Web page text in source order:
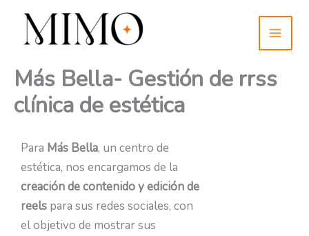
contenido
Más Bella- Gestión de rrss
clínica de estética
Para Más Bella, un centro de
estética, nos encargamos de la
creación de contenido y edición de
reels para sus redes sociales, con
el objetivo de mostrar sus